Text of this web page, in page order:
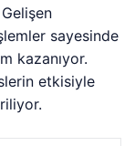
sayesinde
kazanıyor.
etkisiyle